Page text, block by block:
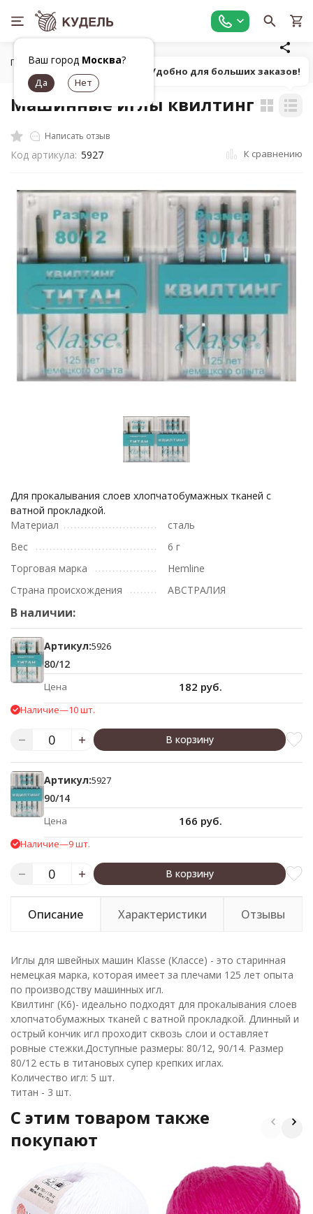
Ваш город Москва?
Главная Оборудование
Машинные иглы квилтинг
Написать отзыв
Код артикула: 5927 К сравнению
Для прокалывания слоев хлопчатобумажных тканей с
ватной прокладкой.
Материал
сталь
Вес
6 г
Торговая марка
Hemline
Страна происхождения
АВСТРАЛИЯ
В наличии:
Артикул:5926
80/12
Цена 182 руб.
Наличие—10 шт.
В корзину
Артикул:5927
90/14
Цена 166 руб.
Наличие—9 шт.
В корзину
Описание Характеристики Отзывы
Иглы для швейных машин Klasse (Классе) - это старинная
немецкая марка, которая имеет за плечами 125 лет опыта
по производству машинных игл.
Квилтинг (K6)- идеально подходят для прокалывания слоев
хлопчатобумажных тканей с ватной прокладкой. Длинный и
острый кончик игл проходит сквозь слои и оставляет
ровные стежки.Доступные размеры: 80/12, 90/14. Размер
80/12 есть в титановых супер крепких иглах.
Количество игл: 5 шт.
титан - 3 шт.
C этим товаром также
покупают
Попробуй! Удобно для больших заказов!